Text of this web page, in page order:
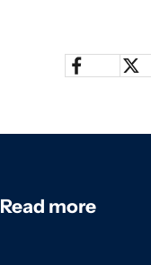
Read more